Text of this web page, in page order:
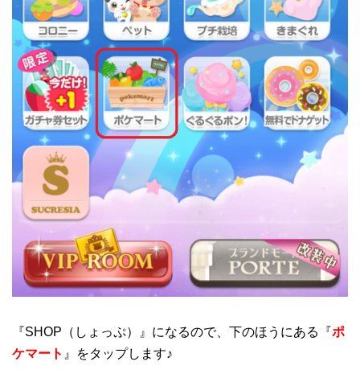
『SHOP（しょっぷ）』になるので、下のほうにある『ポ
ケマート 』をタップします♪